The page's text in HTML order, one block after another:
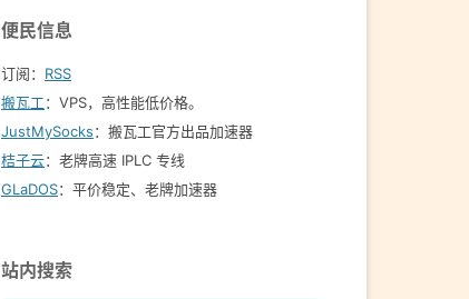
便民信息
订阅： RSS
搬瓦工：VPS，高性能低价格。️
JustMySocks：搬瓦工官方出品加速器
桔子云：老牌高速 IPLC 专线
GLaDOS：平价稳定、老牌加速器
站内搜索